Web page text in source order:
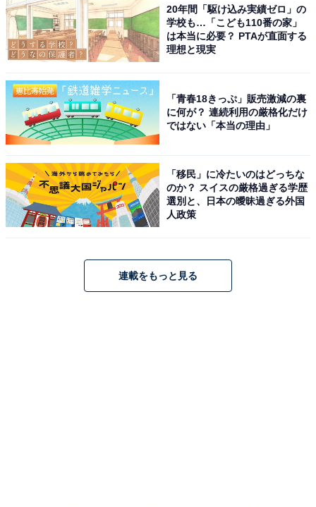
20年間「駆け込み実績ゼロ」の
学校も…「こども110番の家」
は本当に必要？ PTAが直面する
理想と現実
「青春18きっぷ」販売激減の裏
に何が？ 連続利用の厳格化だけ
ではない「本当の理由」
「移民」に冷たいのはどっちな
のか？ スイスの厳格過ぎる学歴
選別と、日本の曖昧過ぎる外国
人政策
連載をもっと見る